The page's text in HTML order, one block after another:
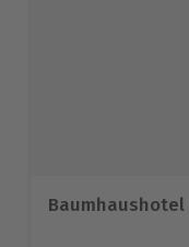
Baumhaushotel